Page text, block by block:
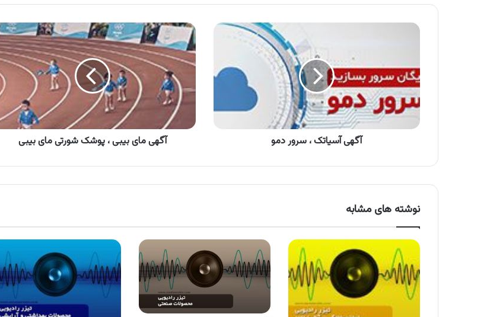
آگهی
سرور
دمو
آگهی آسیاتک ، سرور دمو
آگهی
مای
بیبی
،
پوشک
شورتی
آگهی مای بیبی ، پوشک شورتی مای بیبی
نوشته های مشابه